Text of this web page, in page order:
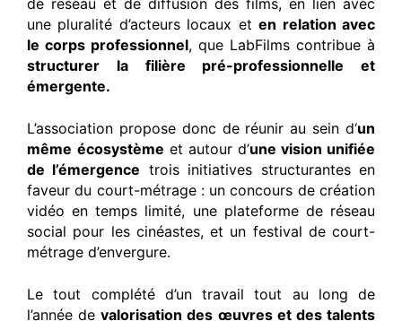
de réseau et de diffusion des films, en lien avec
une pluralité d’acteurs locaux eten relation avec
le corps professionnel, que LabFilms contribue à
structurer la filière pré-professionnelle et
émergente.
L’association propose donc de réunir au sein d‘un
même écosystème et autour d’une vision unifiée
de l’émergence trois initiatives structurantes en
faveur du court-métrage : un concours de création
vidéo en temps limité, une plateforme de réseau
social pour les cinéastes, et un festival de court-
métrage d’envergure.
Le tout complété d’un travail tout au long de
l’année devalorisation des œuvres et des talents